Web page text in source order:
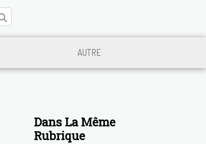
AUTRE
Dans La Même
Rubrique